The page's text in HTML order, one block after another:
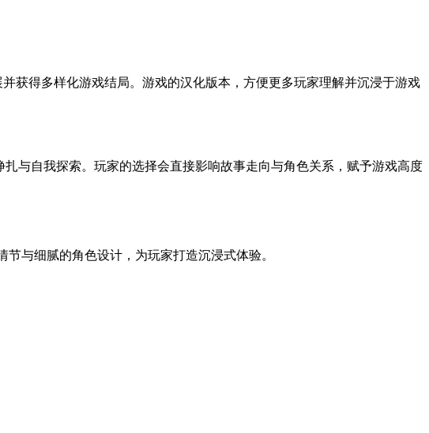
获得多样化游戏结局。游戏的汉化版本，方便更多玩家理解并沉浸于游戏
与自我探索。玩家的选择会直接影响故事走向与角色关系，赋予游戏高度
与细腻的角色设计，为玩家打造沉浸式体验。